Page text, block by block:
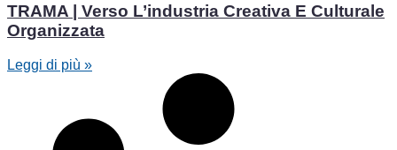
TRAMA | Verso L’industria Creativa E Culturale
Organizzata
Leggi di più »